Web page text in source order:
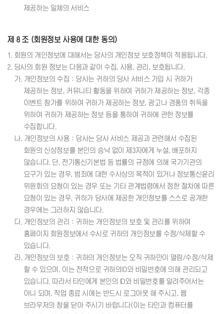
제공하는 일체의 서비스
제 8 조 (회원정보 사용에 대한 동의)
1. 회원의 개인정보에 대해서는 당사의 개인정보 보호정책이 적용됩니다.
2. 당사의 회원 정보는 다음과 같이 수집, 사용, 관리, 보호됩니다.
가. 개인정보의 수집 : 당사는 귀하의 당사 서비스 가입 시 귀하가
제공하는 정보, 커뮤니티 활동을 위하여 귀하가 제공하는 정보, 각종
이벤트 참가를 위하여 귀하가 제공하는 정보, 광고나 경품의 취득을
위하여 귀하가 제공하는 정보 등을 통하여 귀하에 관한 정보를
수집합니다.
나. 개인정보의 사용 : 당사는 당사 서비스 제공과 관련해서 수집된
회원의 신상정보를 본인의 승낙 없이 제3자에게 누설, 배포하지
않습니다. 단, 전기통신기본법 등 법률의 규정에 의해 국가기관의
요구가 있는 경우, 범죄에 대한 수사상의 목적이 있거나 정보통신윤리
위원회의 요청이 있는 경우 또는 기타 관계법령에서 정한 절차에 따른
요청이 있는 경우, 귀하가 당사에 제공한 개인정보를 스스로 공개한
경우에는 그러하지 않습니다.
다. 개인정보의 관리 : 귀하는 개인정보의 보호 및 관리를 위하여
홈페이지 회원정보에서 수시로 귀하의 개인정보를 수정/삭제할 수
있습니다.
라. 개인정보의 보호 : 귀하의 개인정보는 오직 귀하만이 열람/수정/삭제
할 수 있으며, 이는 전적으로 귀하의ID와 비밀번호에 의해 관리되고
있습니다. 따라서 타인에게 본인의 ID와 비밀번호를 알려주어서는
아니 되며, 작업 종료 시에는 반드시 로그아웃 해 주시고, 웹
브라우저의 창을 닫아 주시기 바랍니다(이는 타인과 컴퓨터를